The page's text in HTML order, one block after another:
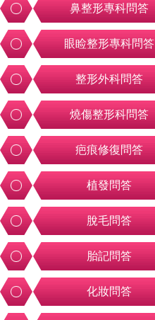
鼻整形專科問答
眼睑整形專科問答
整形外科問答
燒傷整形科問答
疤痕修復問答
植發問答
脫毛問答
胎記問答
化妝問答